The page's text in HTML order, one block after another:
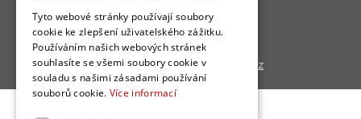
Redakce
Copyright © 2013 - 2026, Bydlo.cz
Tyto webové stránky používají soubory
cookie ke zlepšení uživatelského zážitku.
Používáním našich webových stránek
souhlasíte se všemi soubory cookie v
souladu s našimi zásadami používání
souborů cookie. Více informací